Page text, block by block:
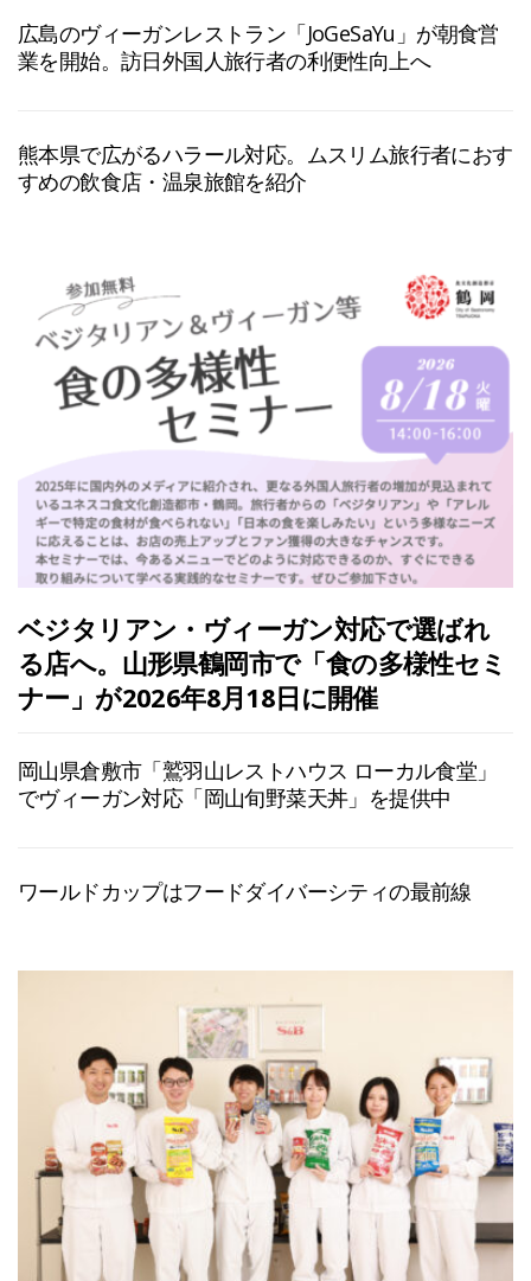
広島のヴィーガンレストラン「JoGeSaYu」が朝食営
業を開始。訪日外国人旅行者の利便性向上へ
熊本県で広がるハラール対応。ムスリム旅行者におす
すめの飲食店・温泉旅館を紹介
ベジタリアン・ヴィーガン対応で選ばれ
る店へ。山形県鶴岡市で「食の多様性セミ
ナー」が2026年8月18日に開催
岡山県倉敷市「鷲羽山レストハウス ローカル食堂」
でヴィーガン対応「岡山旬野菜天丼」を提供中
ワールドカップはフードダイバーシティの最前線